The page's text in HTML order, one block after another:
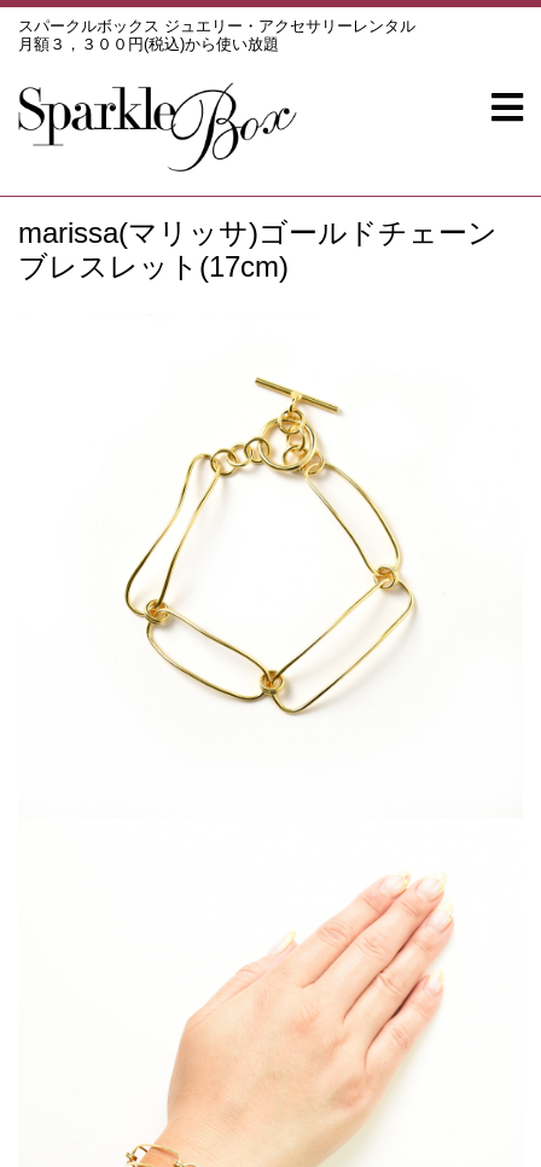
スパークルボックス ジュエリー・アクセサリーレンタル
月額３，３００円(税込)から使い放題
marissa(マリッサ)ゴールドチェーン
ブレスレット(17cm)